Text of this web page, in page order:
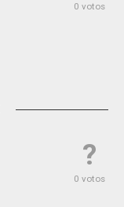
0 votos
?
0 votos